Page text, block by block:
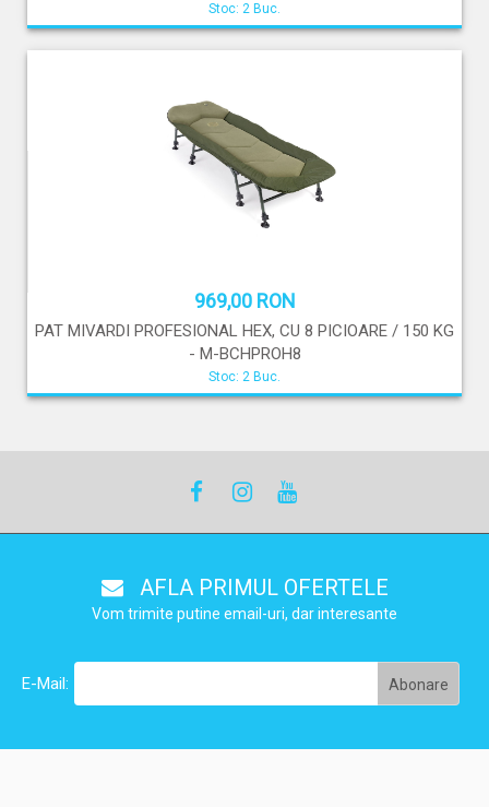
Stoc: 2 Buc.
969,00 RON
PAT MIVARDI PROFESIONAL HEX, CU 8 PICIOARE / 150 KG
- M-BCHPROH8
Stoc: 2 Buc.
AFLA PRIMUL OFERTELE
Vom trimite putine email-uri, dar interesante
E-Mail: